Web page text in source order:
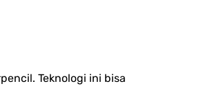
Teknologi ini bisa